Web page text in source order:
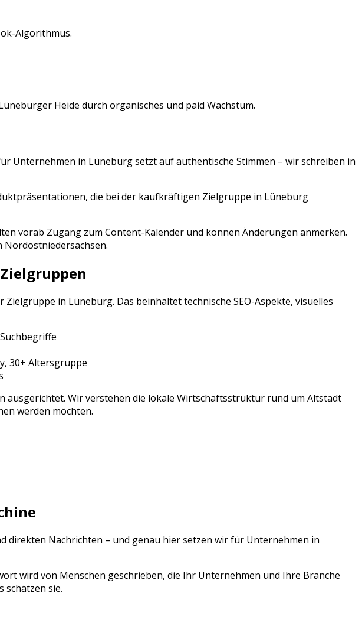
-Algorithmus.
Heide durch organisches und paid Wachstum.
Unternehmen in Lüneburgsetzt auf authentische Stimmen – wir schreiben in
die bei der kaufkräftigen Zielgruppe in Lüneburg
vorab Zugang zum Content-Kalender und können Änderungen anmerken.
Nordostniedersachsen.
Zielgruppe in Lüneburg. Das beinhaltet technische SEO-Aspekte, visuelles
30+ Altersgruppe
ausgerichtet. Wir verstehen die lokale Wirtschaftsstruktur rund um Altstadt
werden möchten.
direkten Nachrichten – und genau hier setzen wir für Unternehmen in
wird von Menschen geschrieben, die Ihr Unternehmen und Ihre Branche
schätzen sie.